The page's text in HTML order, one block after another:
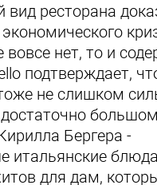
вид ресторана
вовсе нет, то и
подтверждает,
не слишком
достаточно
Бергера -
итальянские
для дам,